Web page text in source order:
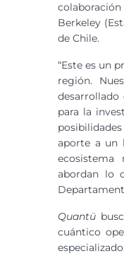
Berkeley
de Chile.
“Este es un
región.
desarrollado
para la
aporte a un
ecosistema
abordan lo
Quantü
cuántico